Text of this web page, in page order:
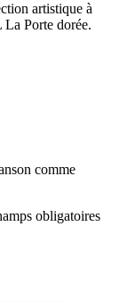
artistique à
La Porte dorée.
comme
obligatoires